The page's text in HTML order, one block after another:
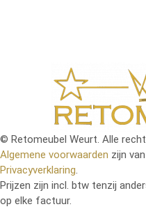
© Retomeubel Weurt. Alle
Algemene voorwaarden zijn
Privacyverklaring.
Prijzen zijn incl. btw tenzij
op elke factuur.